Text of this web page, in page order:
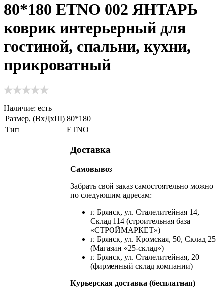
80*180 ETNO 002 ЯНТАРЬ
коврик интерьерный для
гостиной, спальни, кухни,
прикроватный
Наличие: есть
Размер, (ВхДхШ) 80*180
Тип
ETNO
Доставка
Самовывоз
Забрать свой заказ самостоятельно можно
по следующим адресам:
г. Брянск, ул. Сталелитейная 14,
Склад 114 (строительная база
«СТРОЙМАРКЕТ»)
г. Брянск, ул. Кромская, 50, Склад 25
(Магазин «25-склад»)
г. Брянск, ул. Сталелитейная, 20
(фирменный склад компании)
Курьерская доставка (бесплатная)